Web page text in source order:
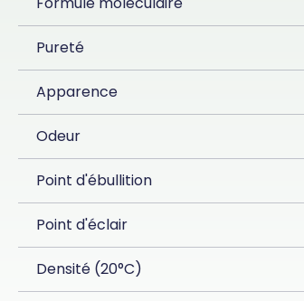
Pureté
Apparence
Odeur
Point d'ébullition
Point d'éclair
Densité (20°C)